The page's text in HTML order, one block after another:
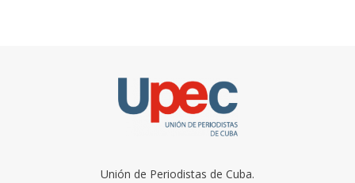
Unión de Periodistas de Cuba.